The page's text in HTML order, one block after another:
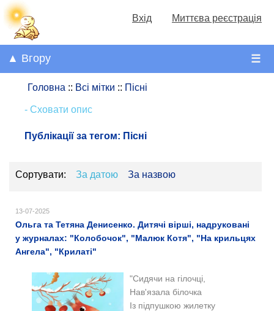
Вхід Миттєва реєстрація
☰
▲ Вгору
Головна :: Всі мітки :: Пісні
- Сховати опис
Публікації за тегом: Пісні
Сортувати: За датою За назвою
13-07-2025
Ольга та Тетяна Денисенко. Дитячі вірші, надруковані
у журналах: "Колобочок", "Малюк Котя", "На крильцях
Ангела", "Крилаті"
"Сидячи на гілочці,
Нав'язала білочка
Із підпушкою жилетку